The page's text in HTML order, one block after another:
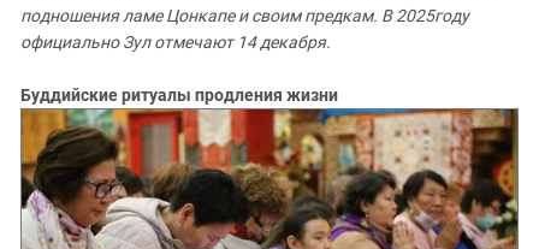
СКФО
Чечня
Южная Осетия
Южный Кавказ
ЮФО
подношения ламе Цонкапе и своим предкам. В 2025году
официально Зул отмечают 14 декабря.
Буддийские ритуалы продления жизни